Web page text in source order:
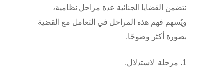
تتضمن القضايا الجنائية عدة مراحل نظامية،
ويُسهم فهم هذه المراحل في التعامل مع القضية
بصورة أكثر وضوحًا.
مرحلة الاستدلال.